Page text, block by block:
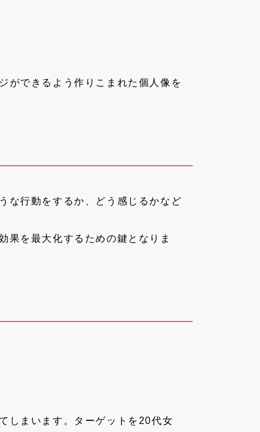
ができるよう作りこまれた個人像を
な行動をするか、どう感じるかなど
果を最大化するための鍵となりま
しまいます。ターゲットを20代女